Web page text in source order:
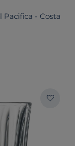
Pacifica - Costa